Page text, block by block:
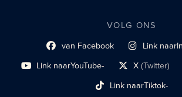
VOLG ONS
Link naar sociaal profiel
van Facebook Link naar
sociaal profiel
Link naarYouTube-
sociaal profiel X(Twitter)
sociaal profiellink
Link naarTiktok-
sociaalprofiel